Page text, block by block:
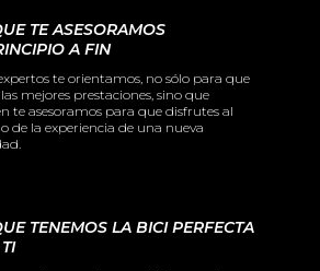
TE ASESORAMOS
A FIN
te orientamos, no sólo para que
mejores prestaciones, sino que
te asesoramos para que disfrutes al
de la experiencia de una nueva
TENEMOS LA BICI PERFECTA